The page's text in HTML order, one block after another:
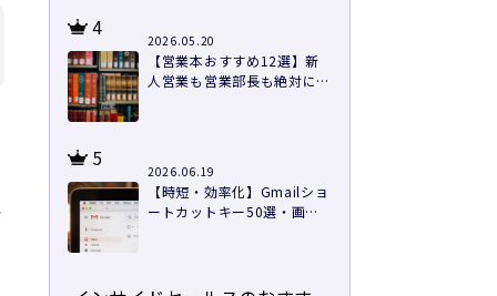
4
2026.05.20
【営業本おすすめ12選】新
人営業も営業部長も絶対に読
5
2026.06.19
【時短・効率化】Gmailショ
ートカットキー50選・画像